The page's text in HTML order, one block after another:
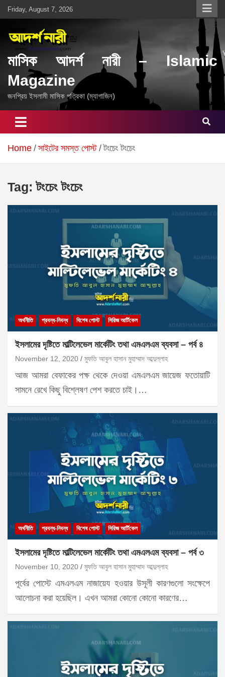
Skip
to
content
Friday, August 7, 2026
মাসিক আদর্শ নারী – Islamic
Magazine
জনপ্রিয় ইসলামী মাসিক পত্রিকা (ম্যাগাজিন)
Home সাইটের সমস্ত পোস্ট টংচেং টংচেং
Tag:টংচেং টংচেং
অর্থনীতি প্রবন্ধ-নিবন্ধ বিশেষ পোস্ট সিরিজ আর্টিকেল
ইসলামের দৃষ্টিতে মাল্টিলেভেল মার্কেটিং তথা এমএলএম ব্যবসা – পর্ব ৪
November 12, 2020 মুফতি আবুল হাসান মুহাম্মাদ আব্দুল্লাহ
আজ আমরা বেফাকের পক্ষ থেকে দেওয়া এমএলএম জায়েজ ফতোয়াটি
সামনে রেখে কিছু বিশ্লেষণ পেশ করতে চাই।…
অর্থনীতি প্রবন্ধ-নিবন্ধ বিশেষ পোস্ট সিরিজ আর্টিকেল
ইসলামের দৃষ্টিতে মাল্টিলেভেল মার্কেটিং তথা এমএলএম ব্যবসা – পর্ব ৩
November 10, 2020 মুফতি আবুল হাসান মুহাম্মাদ আব্দুল্লাহ
পূর্বের পোস্টে এমএলএম নাজায়েয হওয়ার উসূলী কারণগুলো সংক্ষেপে
আলোচনা করা হয়েছিল। এখন আমরা কোনো কোনো কারণের…